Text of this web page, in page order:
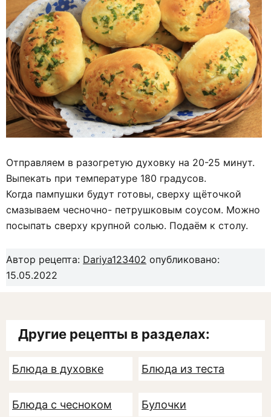
Отправляем в разогретую духовку на 20-25 минут.
Выпекать при температуре 180 градусов.
Когда пампушки будут готовы, сверху щёточкой
смазываем чесночно- петрушковым соусом. Можно
посыпать сверху крупной солью. Подаём к столу.
Автор рецепта: Dariya123402 опубликовано:
15.05.2022
Другие рецепты в разделах:
Блюда в духовке Блюда из теста
Блюда с чесноком Булочки